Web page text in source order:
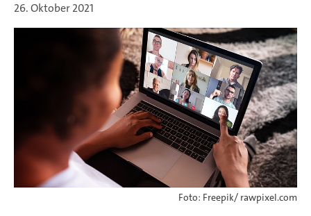
26. Oktober 2021
Foto: Freepik/ rawpixel.com